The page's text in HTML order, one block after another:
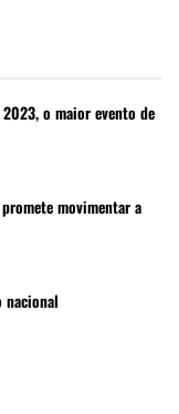
o maior evento de
movimentar a
nacional